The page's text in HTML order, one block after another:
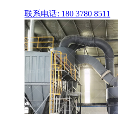
联系电话: 180 3780 8511